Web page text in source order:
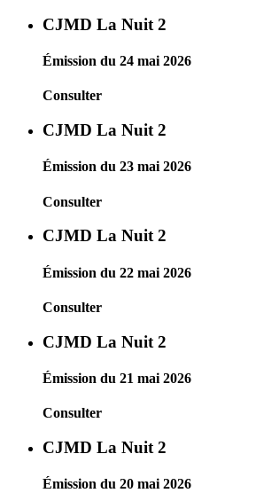
CJMD La Nuit 2
Émission du 24 mai 2026
Consulter
CJMD La Nuit 2
Émission du 23 mai 2026
Consulter
CJMD La Nuit 2
Émission du 22 mai 2026
Consulter
CJMD La Nuit 2
Émission du 21 mai 2026
Consulter
CJMD La Nuit 2
Émission du 20 mai 2026